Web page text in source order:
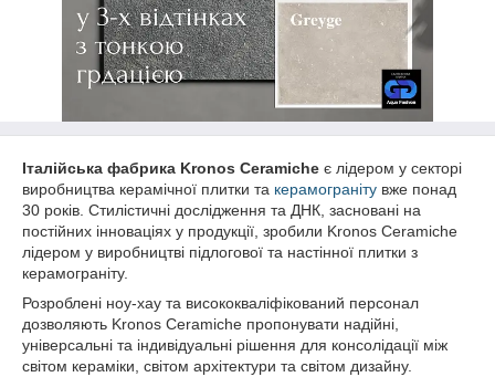
Італійська фабрика Kronos Ceramiche є лідером у секторі
виробництва керамічної плитки та керамограніту вже понад
30 років. Стилістичні дослідження та ДНК, засновані на
постійних інноваціях у продукції, зробили Kronos Ceramiche
лідером у виробництві підлогової та настінної плитки з
керамограніту.
Розроблені ноу-хау та висококваліфікований персонал
дозволяють Kronos Ceramiche пропонувати надійні,
універсальні та індивідуальні рішення для консолідації між
світом кераміки, світом архітектури та світом дизайну.